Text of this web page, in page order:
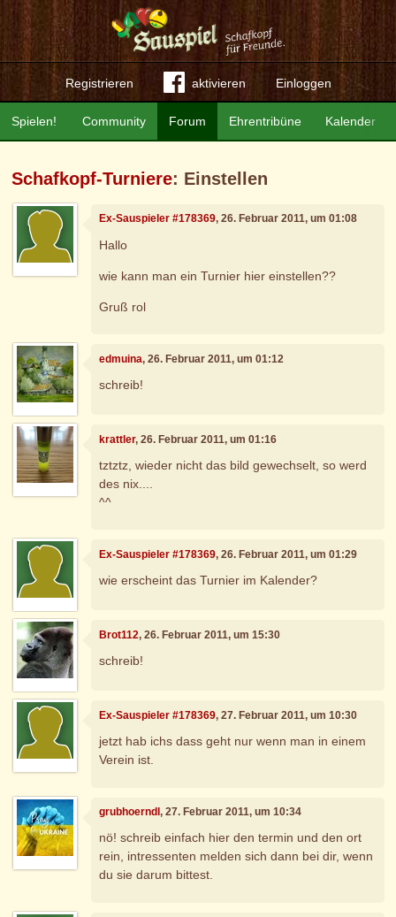
Registrieren aktivieren Einloggen
Community Forum Ehrentribüne Kalender
Spielen!
Schafkopf-Turniere: Einstellen
Ex-Sauspieler #178369, 26. Februar 2011, um 01:08
Hallo
wie kann man ein Turnier hier einstellen??
Gruß rol
edmuina, 26. Februar 2011, um 01:12
schreib!
krattler, 26. Februar 2011, um 01:16
tztztz, wieder nicht das bild gewechselt, so werd
des nix....
^^
Ex-Sauspieler #178369, 26. Februar 2011, um 01:29
wie erscheint das Turnier im Kalender?
Brot112, 26. Februar 2011, um 15:30
schreib!
Ex-Sauspieler #178369, 27. Februar 2011, um 10:30
jetzt hab ichs dass geht nur wenn man in einem
Verein ist.
grubhoerndl, 27. Februar 2011, um 10:34
nö! schreib einfach hier den termin und den ort
rein, intressenten melden sich dann bei dir, wenn
du sie darum bittest.